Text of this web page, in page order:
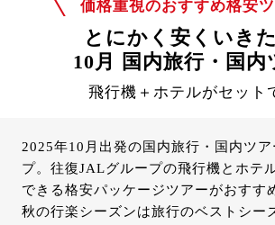
価格重視のおすすめ格安ツ
とにかく安くいきた
10月 国内旅行・国内
飛行機＋ホテルがセット
2025年10月出発の国内旅行・国内ツア
プ。往復JALグループの飛行機とホテ
できる格安パッケージツアーがおすす
秋の行楽シーズンは旅行のベストシー